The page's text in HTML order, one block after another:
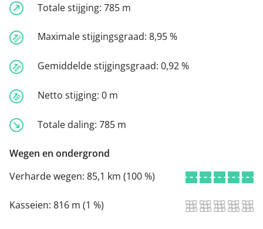
Totale stijging: 785 m
Maximale stijgingsgraad: 8,95 %
Gemiddelde stijgingsgraad: 0,92 %
Netto stijging: 0 m
Totale daling: 785 m
Wegen en ondergrond
Verharde wegen: 85,1 km (100 %)
Kasseien: 816 m (1 %)